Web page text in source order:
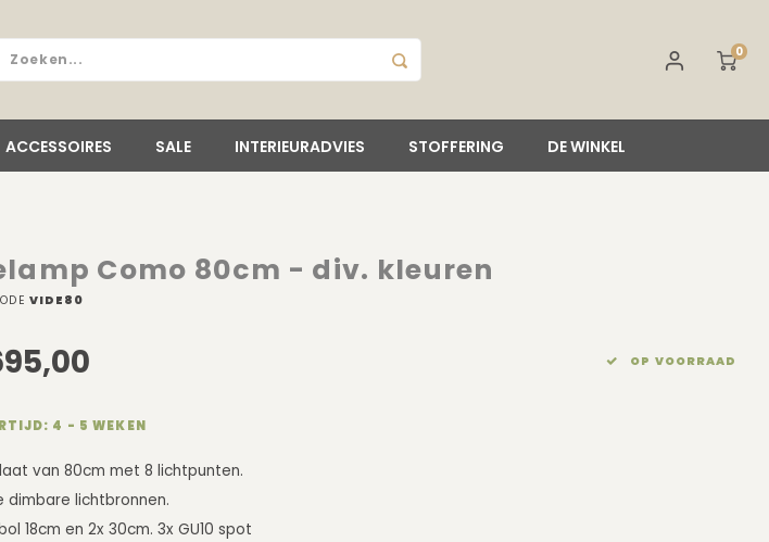
0
ACCESSOIRES SALE INTERIEURADVIES STOFFERING DE WINKEL
Como 80cm - div. kleuren
VIDE80
OP VOORRAAD
4 - 5 WEKEN
van 80cm met 8 lichtpunten.
dimbare lichtbronnen.
18cm en 2x 30cm. 3x GU10 spot